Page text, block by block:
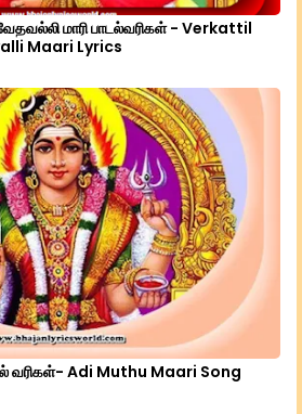
மாரி பாடல்வரிகள் - Verkattil
Maari Lyrics
வரிகள்- Adi Muthu Maari Song